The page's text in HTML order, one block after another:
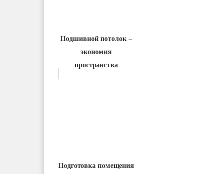
Подшивной потолок –
экономия
пространства
Подготовка помещения